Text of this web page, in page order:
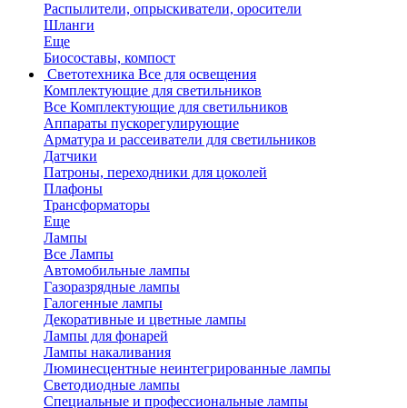
Распылители, опрыскиватели, оросители
Шланги
Еще
Биосоставы, компост
Светотехника Все для освещения
Комплектующие для светильников
Все Комплектующие для светильников
Аппараты пускорегулирующие
Арматура и рассеиватели для светильников
Датчики
Патроны, переходники для цоколей
Плафоны
Трансформаторы
Еще
Лампы
Все Лампы
Автомобильные лампы
Газоразрядные лампы
Галогенные лампы
Декоративные и цветные лампы
Лампы для фонарей
Лампы накаливания
Люминесцентные неинтегрированные лампы
Светодиодные лампы
Специальные и профессиональные лампы